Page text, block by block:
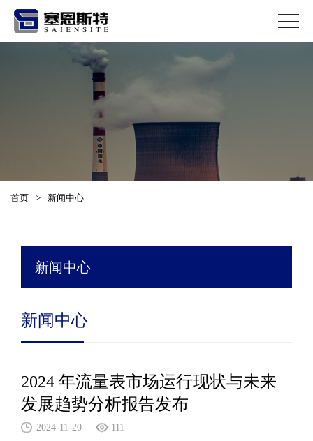
首页 > 新闻中心
新闻中心
新闻中心
2024 年流量表市场运行现状与未来
发展趋势分析报告发布
2024-11-20 111